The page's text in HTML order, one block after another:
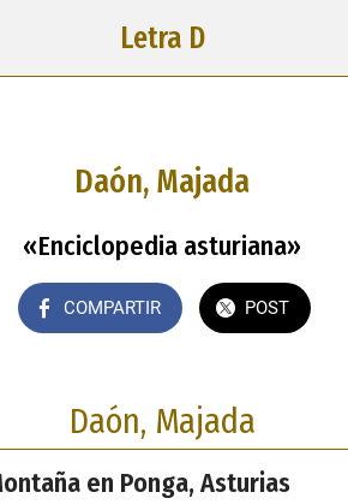
Letra D
Daón, Majada
«Enciclopedia asturiana»
COMPARTIR POST
Daón, Majada
en Ponga, Asturias